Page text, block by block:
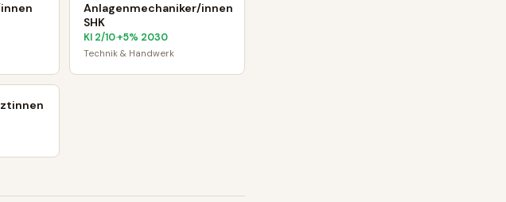
Anlagenmechaniker/innen
SHK
KI 2/10·+5% 2030
Technik & Handwerk